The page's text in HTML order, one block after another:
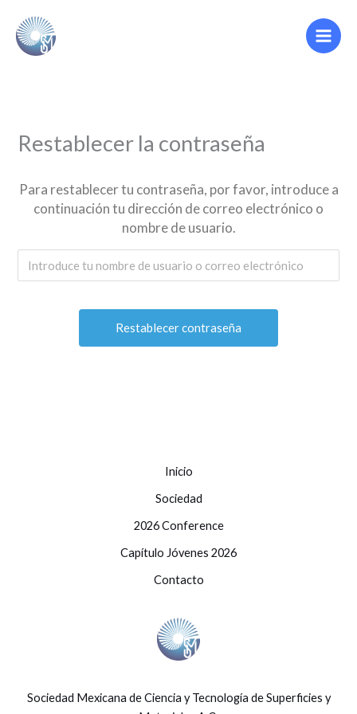
contenido
Restablecer la contraseña
Para restablecer tu contraseña, por favor, introduce a
continuación tu dirección de correo electrónico o
nombre de usuario.
Inicio
Sociedad
2026 Conference
Capítulo Jóvenes 2026
Contacto
Sociedad Mexicana de Ciencia y Tecnología de Superficies y